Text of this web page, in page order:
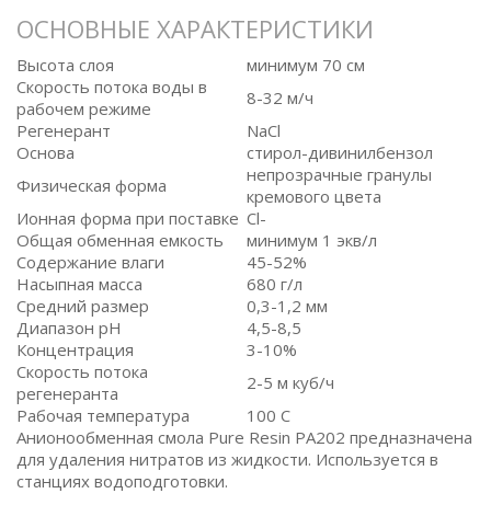
ОСНОВНЫЕ ХАРАКТЕРИСТИКИ
Высота слоя
минимум 70 см
Скорость потока воды в
рабочем режиме
8-32 м/ч
Регенерант
NaCl
Основа
стирол-дивинилбензол
Физическая форма
непрозрачные гранулы
кремового цвета
Ионная форма при поставке Cl-
Общая обменная емкость
минимум 1 экв/л
Содержание влаги
45-52%
Насыпная масса
680 г/л
Средний размер
0,3-1,2 мм
Диапазон pH
4,5-8,5
Концентрация
3-10%
Скорость потока
регенеранта
2-5 м куб/ч
Рабочая температура
100 С
Анионообменная смола Pure Resin PA202 предназначена
для удаления нитратов из жидкости. Используется в
станциях водоподготовки.